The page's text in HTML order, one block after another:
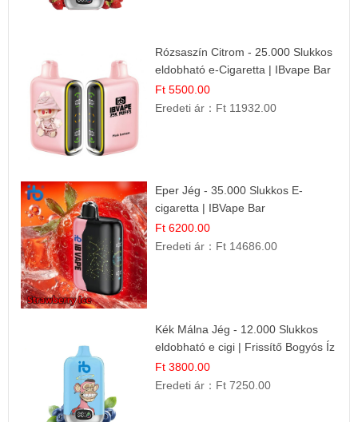
Rózsaszín Citrom - 25.000 Slukkos
eldobható e-Cigaretta | IBvape Bar
Ft 5500.00
Eredeti ár： Ft 11932.00
Eper Jég - 35.000 Slukkos E-
cigaretta | IBVape Bar
Ft 6200.00
Eredeti ár： Ft 14686.00
Kék Málna Jég - 12.000 Slukkos
eldobható e cigi | Frissítő Bogyós Íz
Ft 3800.00
Eredeti ár： Ft 7250.00